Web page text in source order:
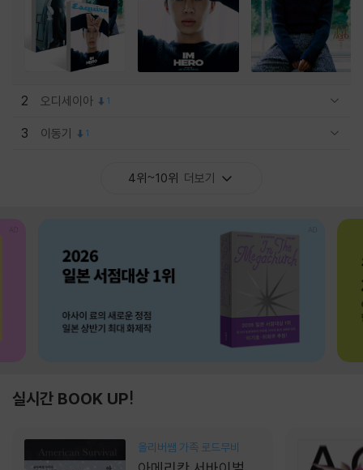
2 오디세이아 1
3 이동기 1
4위~10위 더보기
실시간 BOOK UP!
올리버쌤 가족 로드무비